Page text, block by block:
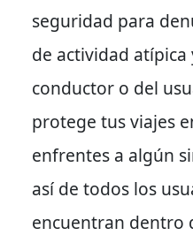
seguridad para
de actividad
conductor o del
protege tus viajes
enfrentes a algún
así de todos los
encuentran dentro